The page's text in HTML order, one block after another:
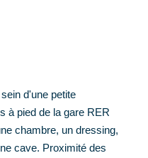
d'une petite
à pied de la gare RER
chambre, un dressing,
cave. Proximité des